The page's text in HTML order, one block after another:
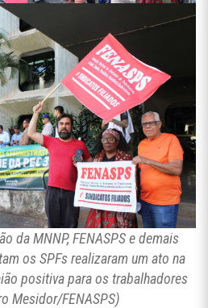
da MNNP, FENASPS e demais
os SPFs realizaram um ato na
positiva para os trabalhadores
Mesidor/FENASPS)